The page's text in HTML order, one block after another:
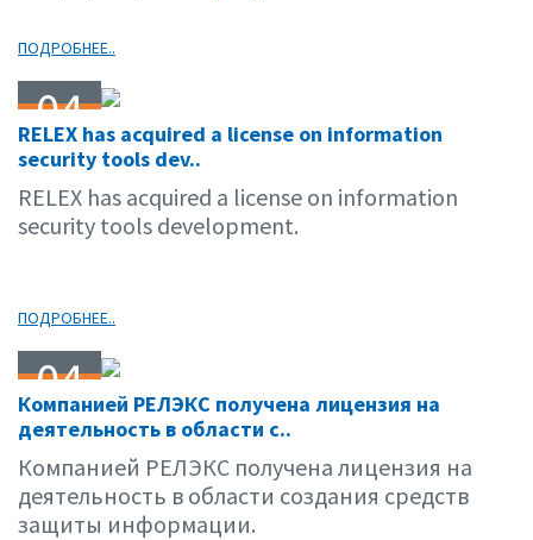
ПОДРОБНЕЕ..
04
04.06
RELEX has acquired a license on information
security tools dev..
RELEX has acquired a license on information
security tools development.
ПОДРОБНЕЕ..
04
04.06
Компанией РЕЛЭКС получена лицензия на
деятельность в области с..
Компанией РЕЛЭКС получена лицензия на
деятельность в области создания средств
защиты информации.